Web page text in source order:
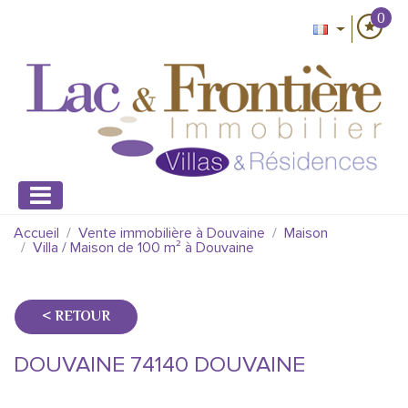
0
Accueil Vente immobilière à Douvaine
Maison
Villa / Maison de 100 m² à Douvaine
< RETOUR
DOUVAINE 74140 DOUVAINE